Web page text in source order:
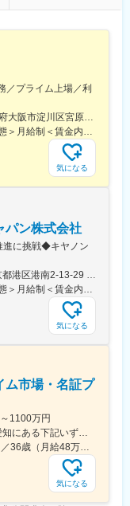
クラスメーカー：国内
ランナーとして、圧力
力センサも高い評価を
社で設計から製造まで
ニーズにきめ細かく対
ーカーを完全子会社
弁会社設立など、グロ
を確立し、日本、アメ
築しています。
／プライム上場／利
気になる
パン株式会社
進に挑戦◆キヤノン
気になる
ム市場・名証プ
1100万円
気になる